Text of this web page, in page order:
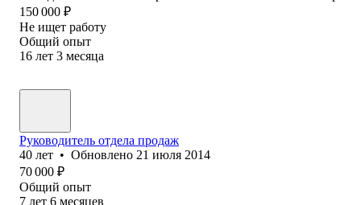
150 000 ₽
Не ищет работу
Общий опыт
16 лет 3 месяца
Руководитель отдела продаж
40 лет • Обновлено 21 июля 2014
70 000 ₽
Общий опыт
7 лет 6 месяцев